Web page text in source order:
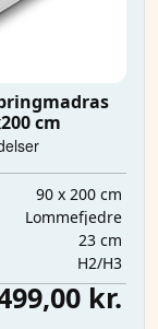
cm
90 x 200 cm
Lommefjedre
23 cm
H2/H3
kr.